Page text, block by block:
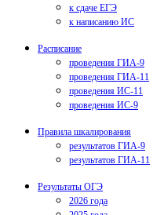
к сдаче ЕГЭ
к написанию ИС
Расписание
проведения ГИА-9
проведения ГИА-11
проведения ИС-11
проведения ИС-9
Правила шкалирования
результатов ГИА-9
результатов ГИА-11
Результаты ОГЭ
2026 года